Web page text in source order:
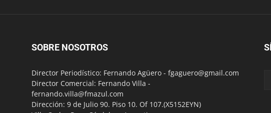
SOBRE NOSOTROS
Director Periodístico: Fernando Agüero - fgaguero@gmail.com
Director Comercial: Fernando Villa -
fernando.villa@fmazul.com
Dirección: 9 de Julio 90. Piso 10. Of 107.(X5152EYN)